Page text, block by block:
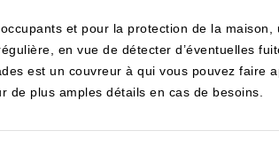
et pour la protection de la
en vue de détecter d’éventuelles
est un couvreur à qui vous pouvez
de plus amples détails en cas de besoins.